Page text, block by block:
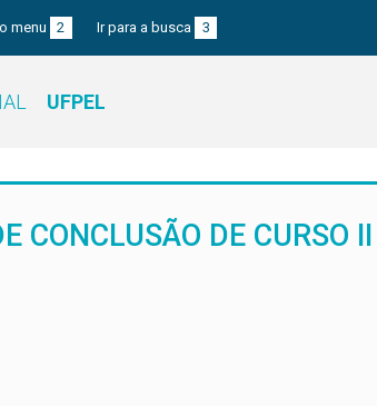
menu 2 Ir para a busca 3
UFPEL
CONCLUSÃO DE CURSO II